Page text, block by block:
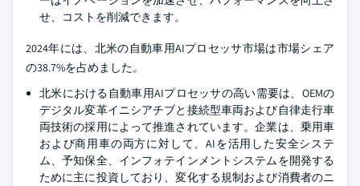
せ、コストを削減できます。
2024年には、北米の自動車用AIプロセッサ市場は市場シェア
の38.7%を占めました。
北米における自動車用AIプロセッサの高い需要は、OEMの
デジタル変革イニシアチブと接続型車両および自律走行車
両技術の採用によって推進されています。企業は、乗用車
および商用車の両方に対して、AIを活用した安全システ
ム、予知保全、インフォテインメントシステムを開発する
ために主に投資しており、変化する規制および消費者のニ